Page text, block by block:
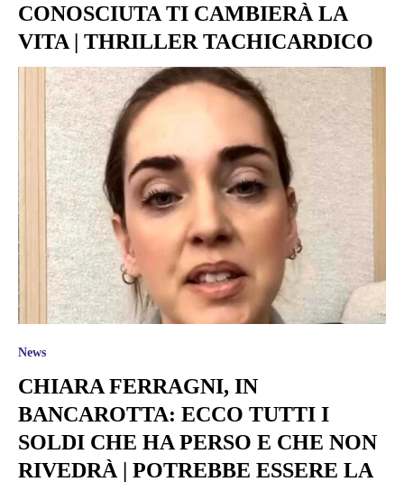
CONOSCIUTA TI CAMBIERÀ LA
VITA | THRILLER TACHICARDICO
News
CHIARA FERRAGNI, IN
BANCAROTTA: ECCO TUTTI I
SOLDI CHE HA PERSO E CHE NON
RIVEDRÀ | POTREBBE ESSERE LA